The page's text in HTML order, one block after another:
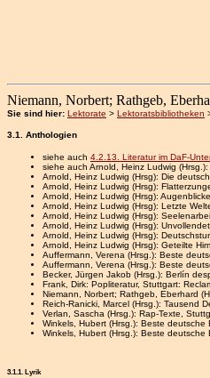
Niemann, Norbert; Rathgeb,
Sie sind hier: Lektorate > Lektoratsbibliotheken
3.1. Anthologien
siehe auch 4.2.13. Literatur im DaF-
siehe auch Arnold, Heinz Ludwig
Arnold, Heinz Ludwig (Hrsg): Die
Arnold, Heinz Ludwig (Hrsg):
Arnold, Heinz Ludwig (Hrsg):
Arnold, Heinz Ludwig (Hrsg): Letzte
Arnold, Heinz Ludwig (Hrsg):
Arnold, Heinz Ludwig (Hrsg):
Arnold, Heinz Ludwig (Hrsg):
Arnold, Heinz Ludwig (Hrsg): Geteilte
Auffermann, Verena (Hrsg.): Beste
Auffermann, Verena (Hrsg.): Beste
Becker, Jürgen Jakob (Hrsg.): Berlín
Frank, Dirk: Popliteratur, Stuttgart:
Niemann, Norbert; Rathgeb, Eberhard
Reich-Ranicki, Marcel (Hrsg.): Tausend
Verlan, Sascha (Hrsg.): Rap-Texte,
Winkels, Hubert (Hrsg.): Beste
Winkels, Hubert (Hrsg.): Beste
3.1.1. Lyrik